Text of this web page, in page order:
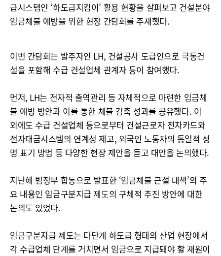
급시스템인 ‘하도급지킴이’ 활용 현황을 살펴보고 건설분야
임금체불 예방을 위한 현장 간담회를 주재했다.
이번 간담회는 발주자인 LH, 건설공사 도급인으로 극동건
설을 포함해 수급 건설업체 관계자 등이 참여했다.
먼저, LH는 전자적 출역관리 등 자체적으로 마련한 임금체
불 예방 방안과 이를 통한 체불 감축 성과를 공유했다. 이
외에도 수급 건설업체 등으로부터 건설근로자 전자카드와
전자대금시스템의 연계성 제고, 외국인 노동자의 통일적 성
명 표기 방법 등 다양한 현장 제안을 듣고 대안을 논의했다.
지난해 범정부 합동으로 발표한 ‘임금체불 근절 대책’의 주
요 내용인 임금구분지급 제도의 구체적 추진 방안에 대한
논의도 있었다.
임금구분지급 제도는 다단계 하도급 형태의 산업 현장에서
각 수급업체 단계를 거치면서 임금으로 지급돼야 할 재원이